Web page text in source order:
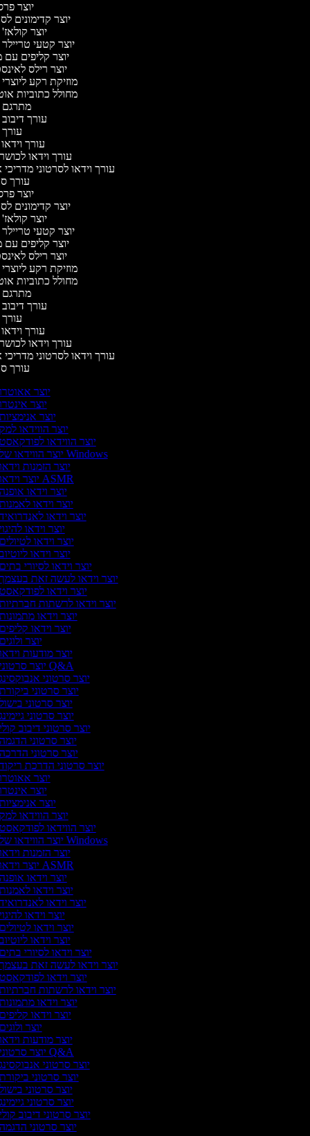
יוצר
יוצר קדימונים
יוצר
יוצר קטעי
יוצר קליפים
יוצר רילס
מוזיקת רקע
מחולל כתוביות
מתרגם
עורך
עורך
עורך וידאו
עורך וידאו לסרטוני
עורך
יוצר
יוצר קדימונים
יוצר
יוצר קטעי
יוצר קליפים
יוצר רילס
מוזיקת רקע
מחולל כתוביות
מתרגם
עורך
עורך
עורך וידאו
עורך וידאו לסרטוני
עורך
יוצר
יוצר
יוצר
יוצר הווידאו
יוצר הווידאו
יוצר הווידאו של Windows
יוצר הזמנות
יוצר וידאו ASMR
יוצר וידאו
יוצר וידאו
יוצר וידאו
יוצר וידאו
יוצר וידאו
יוצר וידאו
יוצר וידאו לסיורי
יוצר וידאו לעשה זאת
יוצר וידאו
יוצר וידאו לרשתות
יוצר וידאו
יוצר וידאו
יוצר
יוצר מודעות
יוצר סרטוני Q&A
יוצר סרטוני
יוצר סרטוני
יוצר סרטוני
יוצר סרטוני
יוצר סרטוני דיבוב
יוצר סרטוני
יוצר סרטוני
יוצר סרטוני הדרכת
יוצר
יוצר
יוצר
יוצר הווידאו
יוצר הווידאו
יוצר הווידאו של Windows
יוצר הזמנות
יוצר וידאו ASMR
יוצר וידאו
יוצר וידאו
יוצר וידאו
יוצר וידאו
יוצר וידאו
יוצר וידאו
יוצר וידאו לסיורי
יוצר וידאו לעשה זאת
יוצר וידאו
יוצר וידאו לרשתות
יוצר וידאו
יוצר וידאו
יוצר
יוצר מודעות
יוצר סרטוני Q&A
יוצר סרטוני
יוצר סרטוני
יוצר סרטוני
יוצר סרטוני
יוצר סרטוני דיבוב
יוצר סרטוני